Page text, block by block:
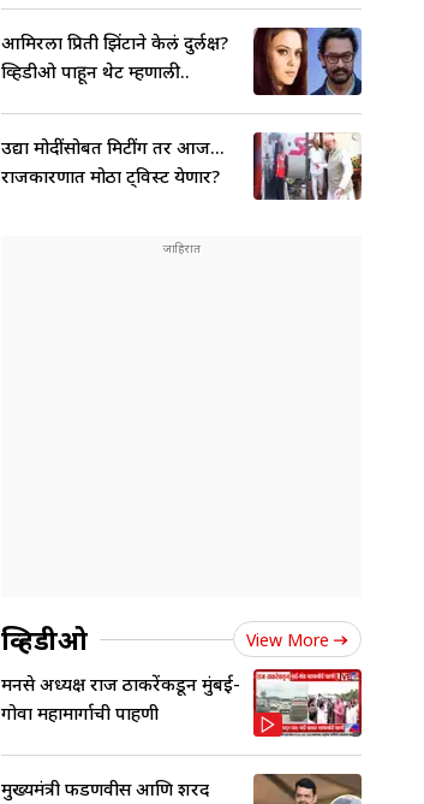
आमिरला प्रिती झिंटाने केलं दुर्लक्ष?
व्हिडीओ पाहून थेट म्हणाली..
उद्या मोदींसोबत मिटींग तर आज...
राजकारणात मोठा ट्विस्ट येणार?
व्हिडीओ View More
मनसे अध्यक्ष राज ठाकरेंकडून मुंबई-
गोवा महामार्गाची पाहणी
मुख्यमंत्री फडणवीस आणि शरद